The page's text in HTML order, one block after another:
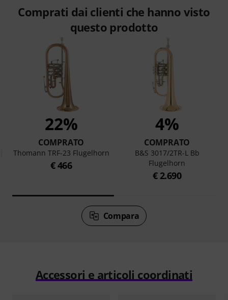
Comprati dai clienti che hanno visto
questo prodotto
22%
COMPRATO
Thomann TRF-23 Flugelhorn
€ 466
4%
COMPRATO
B&S 3017/2TR-L Bb
Flugelhorn
€ 2.690
Compara
Accessori e articoli coordinati